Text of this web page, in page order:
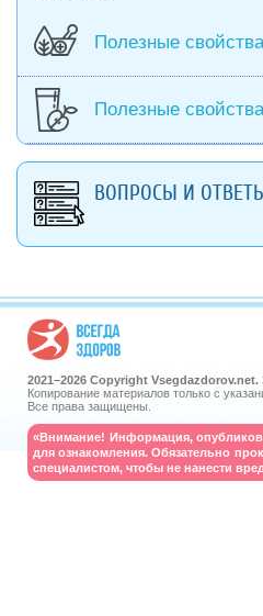
Полезные
Полезные
ВОПРОСЫ И
2021–2026 Copyright
Копирование материалов только с
Все права защищены.
«Внимание! Информация,
для ознакомления. Обязательно
специалистом, чтобы не нанести